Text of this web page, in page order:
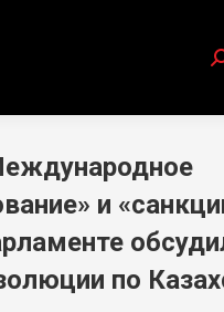
и
по